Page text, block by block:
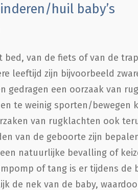
huil baby’s
van de fiets of van de
leeftijd zijn bijvoorbeeld
gedragen een oorzaak van
te weinig sporten/bewegen
van rugklachten ook
van de geboorte zijn
natuurlijke bevalling of
of tang is er tijdens
de nek van de baby,